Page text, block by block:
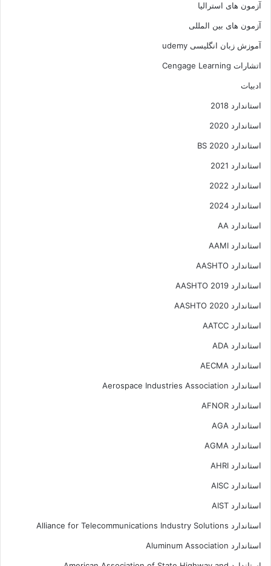
آزمون های استرالیا
آزمون های بین المللی
آموزش زبان انگلیسی udemy
اتشارات Cengage Learning
ادبیات
استاندارد 2018
استاندارد 2020
استاندارد 2020 BS
استاندارد 2021
استاندارد 2022
استاندارد 2024
استاندارد AA
استاندارد AAMI
استاندارد AASHTO
استاندارد AASHTO 2019
استاندارد AASHTO 2020
استاندارد AATCC
استاندارد ADA
استاندارد AECMA
استاندارد Aerospace Industries Association
استاندارد AFNOR
استاندارد AGA
استاندارد AGMA
استاندارد AHRI
استاندارد AISC
استاندارد AIST
استاندارد Alliance for Telecommunications Industry Solutions
استاندارد Aluminum Association